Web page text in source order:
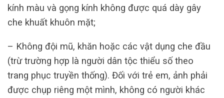
kính màu và gọng kính không được quá dày gây
che khuất khuôn mặt;
– Không đội mũ, khăn hoặc các vật dụng che đầu
(trừ trường hợp là người dân tộc thiểu số theo
trang phục truyền thống). Đối với trẻ em, ảnh phải
được chụp riêng một mình, không có người khác